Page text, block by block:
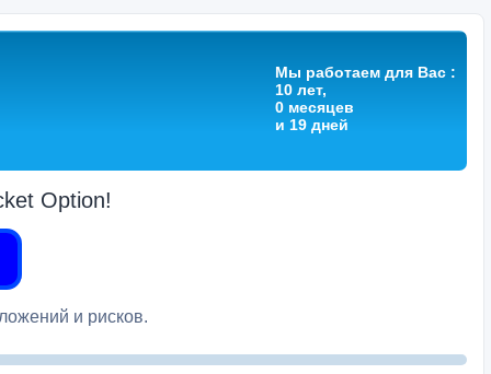
Мы работаем для Вас :
10 лет,
0 месяцев
и 19 дней
Option!
и рисков.